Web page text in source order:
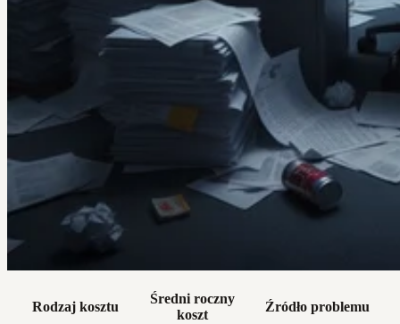
Rodzaj kosztu
Średni roczny
koszt
Źródło problemu